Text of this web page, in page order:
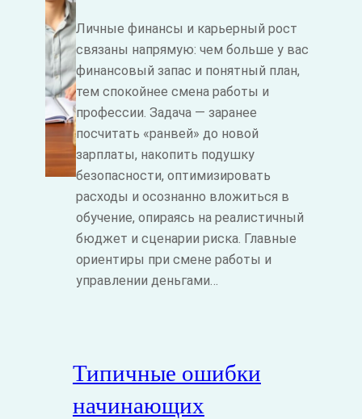
Личные финансы и карьерный рост
связаны напрямую: чем больше у вас
финансовый запас и понятный план,
тем спокойнее смена работы и
профессии. Задача — заранее
посчитать «ранвей» до новой
зарплаты, накопить подушку
безопасности, оптимизировать
расходы и осознанно вложиться в
обучение, опираясь на реалистичный
бюджет и сценарии риска. Главные
ориентиры при смене работы и
управлении деньгами…
Типичные ошибки
начинающих